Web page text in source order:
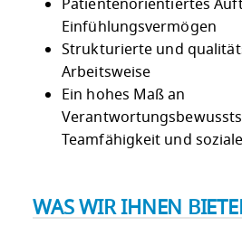
Patientenorientiertes
Einfühlungsvermögen
Strukturierte und
Arbeitsweise
Ein hohes Maß an
Teamfähigkeit und
WAS WIR IHNEN